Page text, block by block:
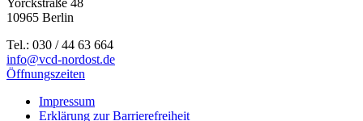
10965 Berlin
Tel.: 030 / 44 63 664
info@vcd-nordost.de
Öffnungszeiten
Impressum
Erklärung zur Barrierefreiheit